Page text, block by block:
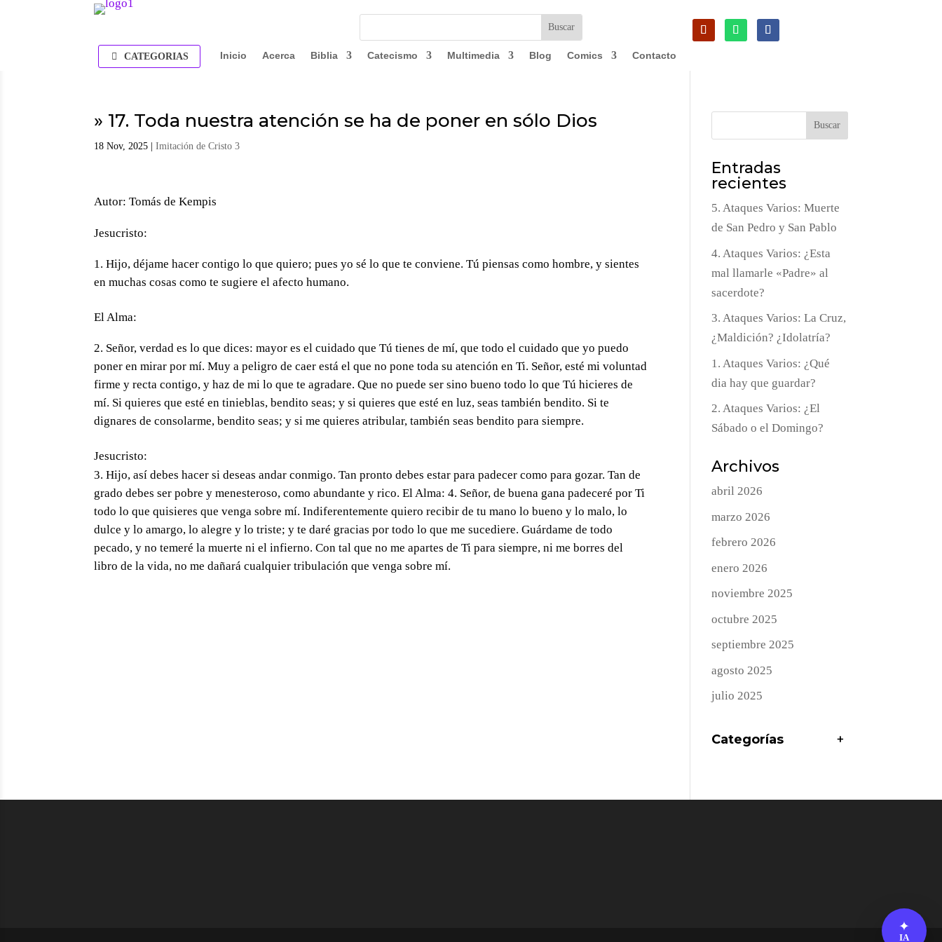
CATEGORIAS Inicio Acerca Biblia Catecismo Multimedia Blog Comics Contacto
» 17. Toda nuestra atención se ha de poner en sólo Dios
18 Nov, 2025 |Imitación de Cristo 3
Autor: Tomás de Kempis
Jesucristo:
Hijo, déjame hacer contigo lo que quiero; pues yo sé lo que te conviene. Tú piensas como hombre, y sientes
en muchas cosas como te sugiere el afecto humano.
El Alma:
Señor, verdad es lo que dices: mayor es el cuidado que Tú tienes de mí, que todo el cuidado que yo puedo
poner en mirar por mí. Muy a peligro de caer está el que no pone toda su atención en Ti. Señor, esté mi voluntad
firme y recta contigo, y haz de mi lo que te agradare. Que no puede ser sino bueno todo lo que Tú hicieres de
mí. Si quieres que esté en tinieblas, bendito seas; y si quieres que esté en luz, seas también bendito. Si te
dignares de consolarme, bendito seas; y si me quieres atribular, también seas bendito para siempre.
Jesucristo:
Hijo, así debes hacer si deseas andar conmigo. Tan pronto debes estar para padecer como para gozar. Tan de
grado debes ser pobre y menesteroso, como abundante y rico. El Alma: 4. Señor, de buena gana padeceré por Ti
todo lo que quisieres que venga sobre mí. Indiferentemente quiero recibir de tu mano lo bueno y lo malo, lo
dulce y lo amargo, lo alegre y lo triste; y te daré gracias por todo lo que me sucediere. Guárdame de todo
pecado, y no temeré la muerte ni el infierno. Con tal que no me apartes de Ti para siempre, ni me borres del
libro de la vida, no me dañará cualquier tribulación que venga sobre mí.
Buscar
Entradas
recientes
5. Ataques Varios: Muerte
de San Pedro y San Pablo
4. Ataques Varios: ¿Esta
mal llamarle «Padre» al
sacerdote?
3. Ataques Varios: La Cruz,
¿Maldición? ¿Idolatría?
1. Ataques Varios: ¿Qué
dia hay que guardar?
2. Ataques Varios: ¿El
Sábado o el Domingo?
Archivos
abril 2026
marzo 2026
febrero 2026
enero 2026
noviembre 2025
octubre 2025
septiembre 2025
agosto 2025
julio 2025
Categorías +
✦
IA